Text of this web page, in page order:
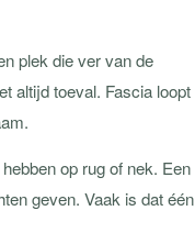
plek die ver van de
altijd toeval. Fascia loopt
op rug of nek. Een
geven. Vaak is dat één